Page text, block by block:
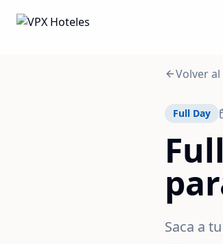
Volver
Full Day
Saca a